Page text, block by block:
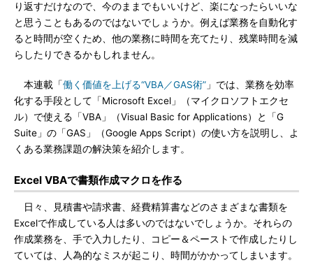
り返すだけなので、今のままでもいいけど、楽になったらいいな
と思うこともあるのではないでしょうか。例えば業務を自動化す
ると時間が空くため、他の業務に時間を充てたり、残業時間を減
らしたりできるかもしれません。
本連載「働く価値を上げる“VBA／GAS術” 」では、業務を効率
化する手段として「Microsoft Excel」（マイクロソフトエクセ
ル）で使える「VBA」（Visual Basic for Applications）と「G
Suite」の「GAS」（Google Apps Script）の使い方を説明し、よ
くある業務課題の解決策を紹介します。
Excel VBAで書類作成マクロを作る
日々、見積書や請求書、経費精算書などのさまざまな書類を
Excelで作成している人は多いのではないでしょうか。それらの
作成業務を、手で入力したり、コピー＆ペーストで作成したりし
ていては、人為的なミスが起こり、時間がかかってしまいます。